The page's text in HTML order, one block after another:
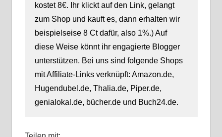
kostet 8€. Ihr klickt auf den Link, gelangt
zum Shop und kauft es, dann erhalten wir
beispielseise 8 Ct dafür, also 1%.) Auf
diese Weise könnt ihr engagierte Blogger
unterstützen. Bei uns sind folgende Shops
mit Affiliate-Links verknüpft: Amazon.de,
Hugendubel.de, Thalia.de, Piper.de,
genialokal.de, bücher.de und Buch24.de.